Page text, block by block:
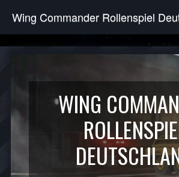
Wing Commander Rollenspiel
WING